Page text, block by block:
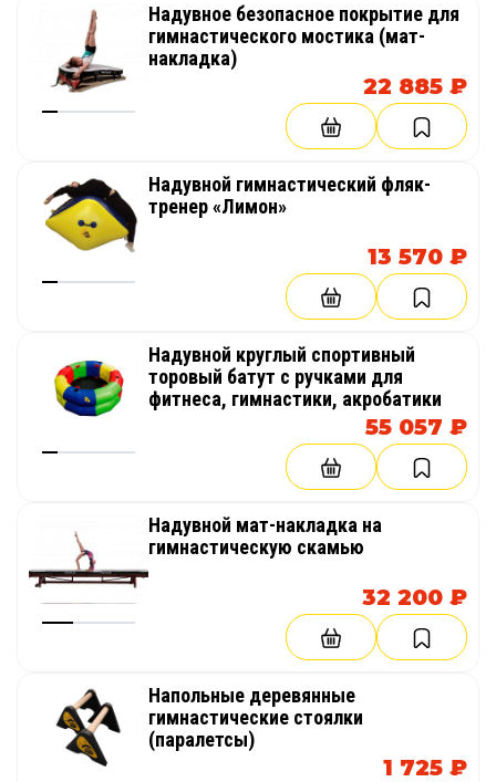
Надувное безопасное покрытие для
гимнастического мостика (мат-
накладка)
22 885 ₽
Надувной гимнастический фляк-
тренер «Лимон»
13 570 ₽
Надувной круглый спортивный
торовый батут с ручками для
фитнеса, гимнастики, акробатики
55 057 ₽
Надувной мат-накладка на
гимнастическую скамью
32 200 ₽
Напольные деревянные
гимнастические стоялки
(паралетсы)
1 725 ₽